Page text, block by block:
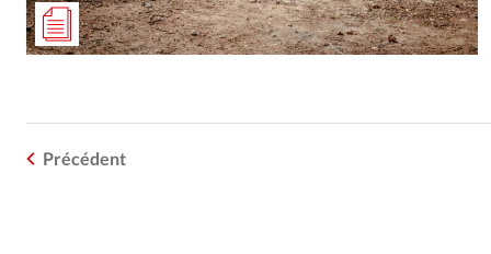
Précédent